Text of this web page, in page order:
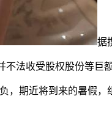
据
法收受股权股份等巨额
期近将到来的暑假，